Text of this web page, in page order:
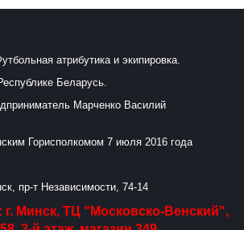
атрибутика и экипировка.
Беларусь.
Марченко Василий
Горисполкомом 7 июля 2016 года
пр-т Независимости, 74-14
г. Минск, ТЦ "Московско-Венский",